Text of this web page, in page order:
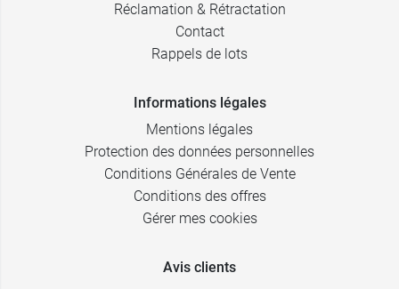
Réclamation & Rétractation
Contact
Rappels de lots
Informations légales
Mentions légales
Protection des données personnelles
Conditions Générales de Vente
Conditions des offres
Gérer mes cookies
Avis clients